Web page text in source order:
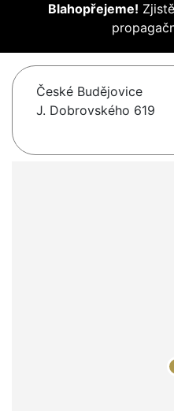
Blahopřejeme!
České Budějovice
J. Dobrovského 619